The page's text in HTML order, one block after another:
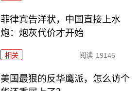
菲律宾告洋状，中国直接上水
炮：炮灰代价才开始
相关 阅读 19145
美国最狠的反华鹰派，怎么访个